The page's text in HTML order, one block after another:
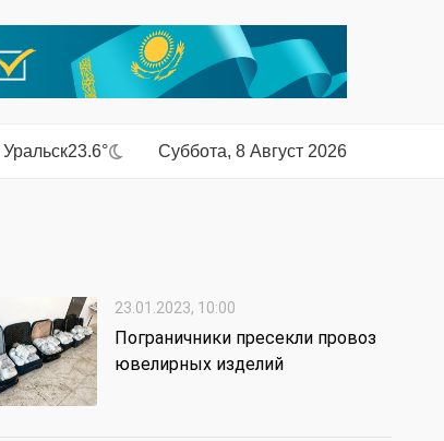
Уральск23.6° Суббота, 8 Август 2026
23.01.2023, 10:00
Пограничники пресекли провоз
ювелирных изделий